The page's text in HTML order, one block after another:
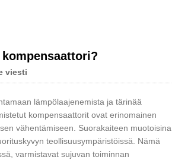
viesti
lämpölaajenemista ja tärinää
kompensaattorit ovat erinomainen
vähentämiseen. Suorakaiteen muotoisina
teollisuusympäristöissä. Nämä
varmistavat sujuvan toiminnan